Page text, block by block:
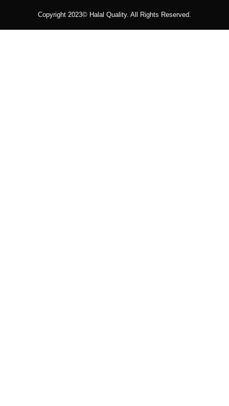
Copyright 2023© Halal Quality. All Rights Reserved.